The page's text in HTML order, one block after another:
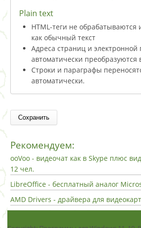
Plain text
HTML-теги не обрабатываются
как обычный текст
Адреса страниц и электронной
автоматически преобразуются
Строки и параграфы
автоматически.
Рекомендуем:
ooVoo - видеочат как в Skype плюс
12 чел.
LibreOffice - бесплатный аналог
AMD Drivers - драйвера для